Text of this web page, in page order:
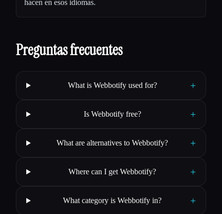
hacen en esos idiomas.
Preguntas frecuentes
What is Webbotify used for? +
Is Webbotify free? +
What are alternatives to Webbotify? +
Where can I get Webbotify? +
What category is Webbotify in? +